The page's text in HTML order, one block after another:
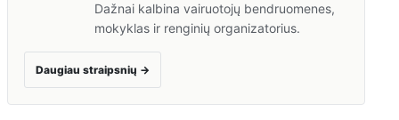
Dažnai kalbina vairuotojų bendruomenes,
mokyklas ir renginių organizatorius.
Daugiau straipsnių →